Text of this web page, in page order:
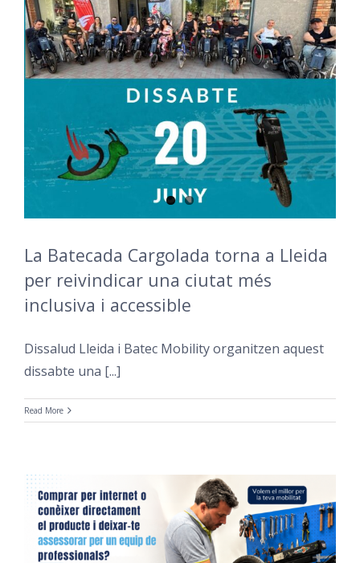
La Batecada Cargolada torna a Lleida
per reivindicar una ciutat més
inclusiva i accessible
Dissalud Lleida i Batec Mobility organitzen aquest
dissabte una [...]
Read More